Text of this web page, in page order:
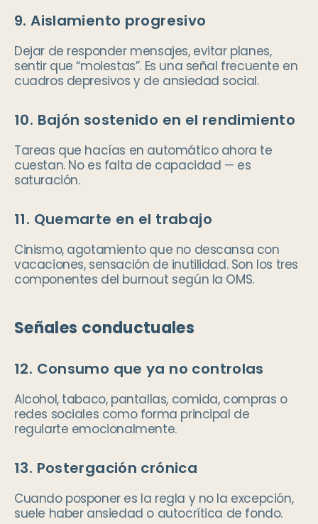
9. Aislamiento progresivo
Dejar de responder mensajes, evitar planes,
sentir que “molestas”. Es una señal frecuente en
cuadros depresivos y de ansiedad social.
10. Bajón sostenido en el rendimiento
Tareas que hacías en automático ahora te
cuestan. No es falta de capacidad — es
saturación.
11. Quemarte en el trabajo
Cinismo, agotamiento que no descansa con
vacaciones, sensación de inutilidad. Son los tres
componentes del burnout según la OMS.
Señales conductuales
12. Consumo que ya no controlas
Alcohol, tabaco, pantallas, comida, compras o
redes sociales como forma principal de
regularte emocionalmente.
13. Postergación crónica
Cuando posponer es la regla y no la excepción,
suele haber ansiedad o autocrítica de fondo.